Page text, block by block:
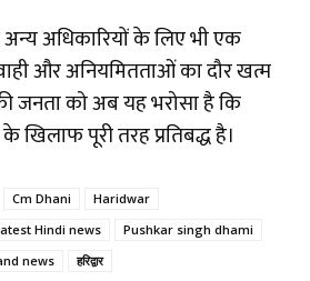
अधिकारियों के लिए भी एक
और अनियमितताओं का दौर खत्म
जनता को अब यह भरोसा है कि
खिलाफ पूरी तरह प्रतिबद्ध है।
Cm Dhani
Haridwar
Hindi news
Pushkar singh dhami
news हरिद्वार